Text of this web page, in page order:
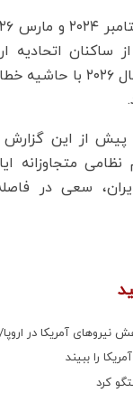
حدود ۱۸۰۰۰ نفر در
پیش از این گزارش
نظامی متجاوزانه
سعی در
نیروهای آمریکا در
را ببیند
کرد